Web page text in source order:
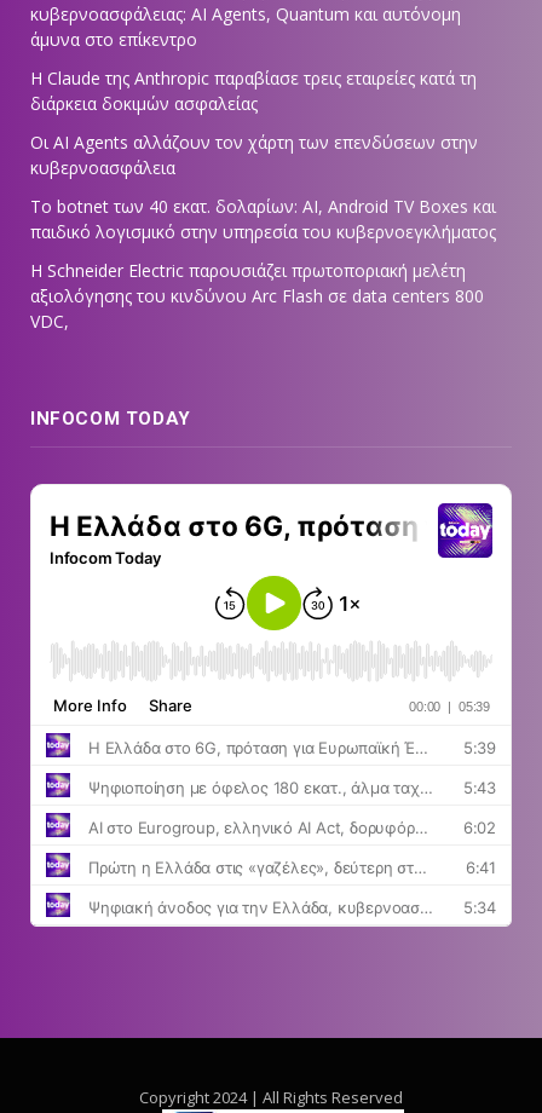
κυβερνοασφάλειας: AI Agents, Quantum και αυτόνομη
άμυνα στο επίκεντρο
Η Claude της Anthropic παραβίασε τρεις εταιρείες κατά τη
διάρκεια δοκιμών ασφαλείας
Οι AI Agents αλλάζουν τον χάρτη των επενδύσεων στην
κυβερνοασφάλεια
Το botnet των 40 εκατ. δολαρίων: AI, Android TV Boxes και
παιδικό λογισμικό στην υπηρεσία του κυβερνοεγκλήματος
Η Schneider Electric παρουσιάζει πρωτοποριακή μελέτη
αξιολόγησης του κινδύνου Arc Flash σε data centers 800
VDC,
INFOCOM TODAY
Copyright 2024 | All Rights Reserved